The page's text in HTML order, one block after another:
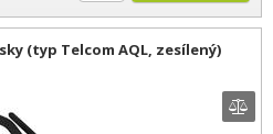
(typ Telcom AQL, zesílený)